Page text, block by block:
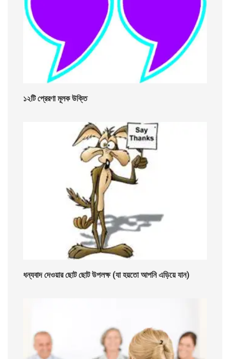
১২টি প্রেরণা মূলক উক্তি
ধন্যবাদ দেওয়ার ছোট ছোট উপলক্ষ (যা হয়তো আপনি এড়িয়ে যান)